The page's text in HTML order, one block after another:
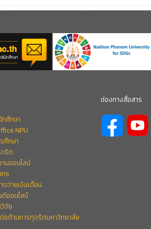
ศึกษา
NPU
ศึกษา
ริต
นออนไลน์
ร
รจ่ายเงินเดือน
ออนไลน์
จัย
ต้านการทุจริตมหาวิทยาลัย
ช่องทางสื่อสาร